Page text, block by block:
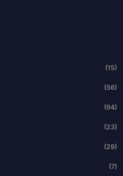
(15)
(56)
(94)
(23)
(29)
(7)